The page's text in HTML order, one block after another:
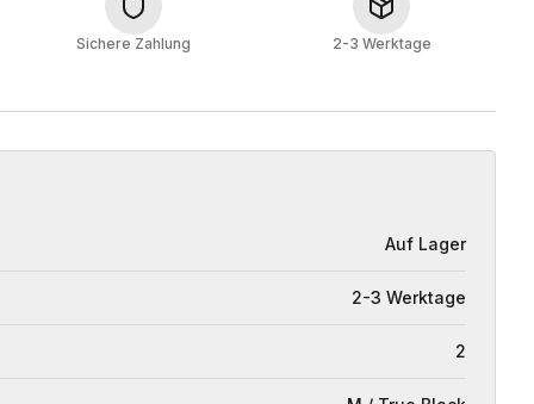
Sichere Zahlung 2-3 Werktage
Auf Lager
2-3 Werktage
2